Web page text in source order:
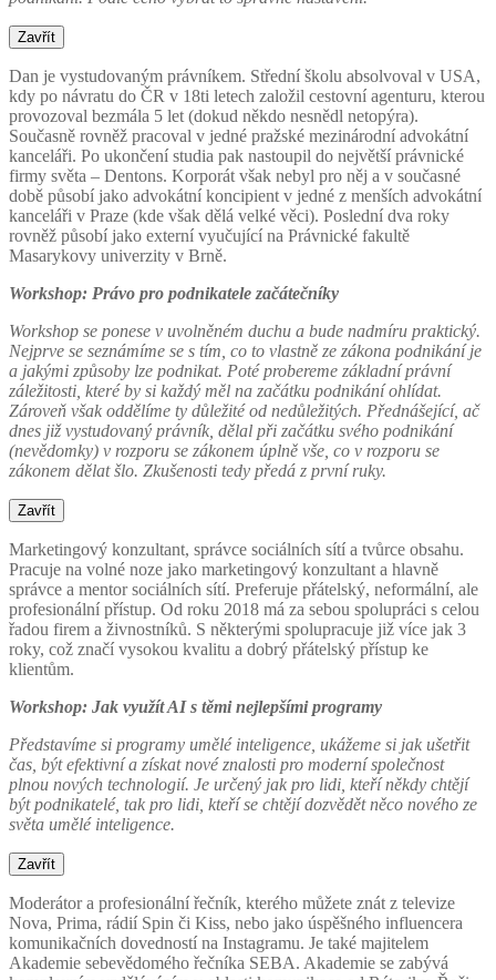
Zavřít
Dan je vystudovaným právníkem. Střední školu absolvoval v USA,
kdy po návratu do ČR v 18ti letech založil cestovní agenturu, kterou
provozoval bezmála 5 let (dokud někdo nesnědl netopýra).
Současně rovněž pracoval v jedné pražské mezinárodní advokátní
kanceláři. Po ukončení studia pak nastoupil do největší právnické
firmy světa – Dentons. Korporát však nebyl pro něj a v současné
době působí jako advokátní koncipient v jedné z menších advokátní
kanceláři v Praze (kde však dělá velké věci). Poslední dva roky
rovněž působí jako externí vyučující na Právnické fakultě
Masarykovy univerzity v Brně.
Workshop: Právo pro podnikatele začátečníky
Workshop se ponese v uvolněném duchu a bude nadmíru praktický.
Nejprve se seznámíme se s tím, co to vlastně ze zákona podnikání je
a jakými způsoby lze podnikat. Poté probereme základní právní
záležitosti, které by si každý měl na začátku podnikání ohlídat.
Zároveň však oddělíme ty důležité od nedůležitých. Přednášející, ač
dnes již vystudovaný právník, dělal při začátku svého podnikání
(nevědomky) v rozporu se zákonem úplně vše, co v rozporu se
zákonem dělat šlo. Zkušenosti tedy předá z první ruky.
Zavřít
Marketingový konzultant, správce sociálních sítí a tvůrce obsahu.
Pracuje na volné noze jako marketingový konzultant a hlavně
správce a mentor sociálních sítí. Preferuje přátelský, neformální, ale
profesionální přístup. Od roku 2018 má za sebou spolupráci s celou
řadou firem a živnostníků. S některými spolupracuje již více jak 3
roky, což značí vysokou kvalitu a dobrý přátelský přístup ke
klientům.
Workshop: Jak využít AI s těmi nejlepšími programy
Představíme si programy umělé inteligence, ukážeme si jak ušetřit
čas, být efektivní a získat nové znalosti pro moderní společnost
plnou nových technologií. Je určený jak pro lidi, kteří někdy chtějí
být podnikatelé, tak pro lidi, kteří se chtějí dozvědět něco nového ze
světa umělé inteligence.
Zavřít
Moderátor a profesionální řečník, kterého můžete znát z televize
Nova, Prima, rádií Spin či Kiss, nebo jako úspěšného influencera
komunikačních dovedností na Instagramu. Je také majitelem
Akademie sebevědomého řečníka SEBA. Akademie se zabývá